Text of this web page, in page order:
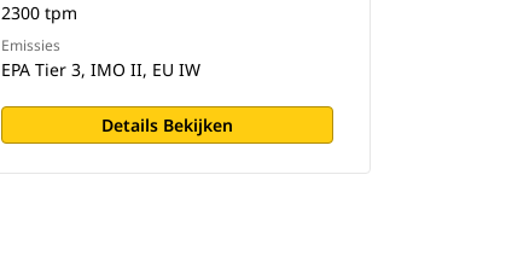
2300 tpm
Emissies
EPA Tier 3, IMO II, EU IW
Details Bekijken